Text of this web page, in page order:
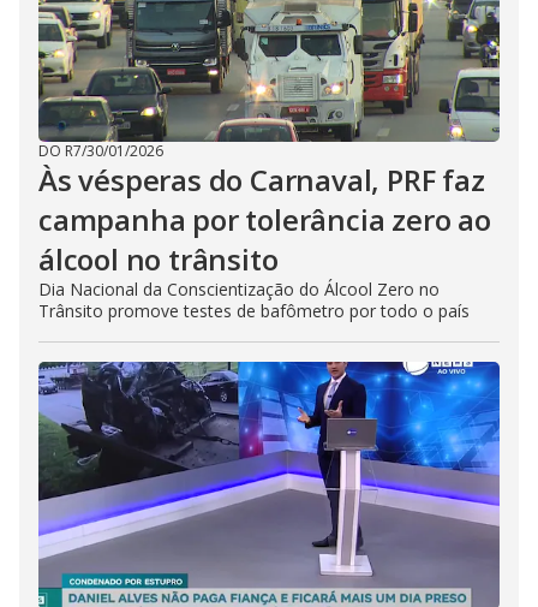
DO R7/30/01/2026
Às vésperas do Carnaval, PRF faz
campanha por tolerância zero ao
álcool no trânsito
Dia Nacional da Conscientização do Álcool Zero no
Trânsito promove testes de bafômetro por todo o país